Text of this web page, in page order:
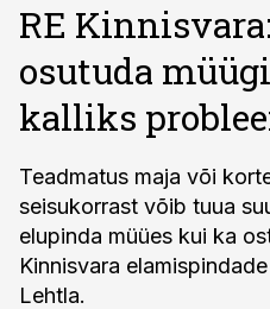
RE
osutuda
kalliks
Teadmatus maja või
seisukorrast võib tuua
elupinda müües kui ka
Kinnisvara
Lehtla.